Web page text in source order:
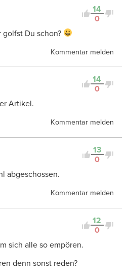
14
0
golfst Du schon?
Kommentar melden
14
0
Artikel.
Kommentar melden
13
0
abgeschossen.
Kommentar melden
12
0
sich alle so empören.
denn sonst reden?